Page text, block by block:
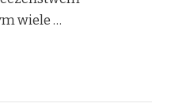
wiele …